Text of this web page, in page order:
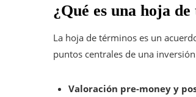
¿Qué es una hoja
La hoja de términos es un
puntos centrales de una
Valoración pre-money y